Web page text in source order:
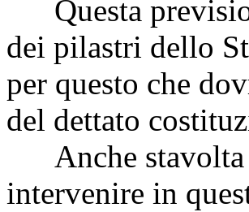
Questa
dei pilastri dello
per questo che
del dettato
Anche stavolta
intervenire in